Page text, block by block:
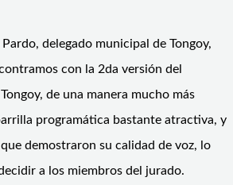
delegado municipal de Tongoy,
con la 2da versión del
de una manera mucho más
programática bastante atractiva, y
demostraron su calidad de voz, lo
a los miembros del jurado.